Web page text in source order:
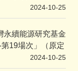
2024-10-25
永續能源研究基金
19場次」（原定
2024-10-25